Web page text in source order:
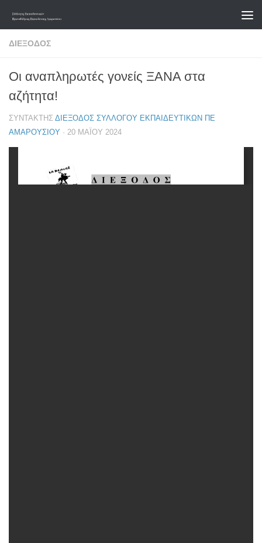
Skip to content
ΔΙΕΞΟΔΟΣ
Οι αναπληρωτές γονείς ΞΑΝΑ στα
αζήτητα!
ΣΥΝΤΆΚΤΗΣ ΔΙΕΞΟΔΟΣ ΣΥΛΛΌΓΟΥ ΕΚΠΑΙΔΕΥΤΙΚΏΝ ΠΕ
ΑΜΑΡΟΥΣΊΟΥ · 20 ΜΑΪ́ΟΥ 2024